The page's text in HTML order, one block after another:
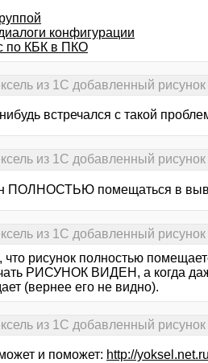
конфигурации
по КБК в ПКО
из 1С добавленный рисунок
встречался с такой
из 1С добавленный рисунок
ПОЛНОСТЬЮ помещаться в
из 1С добавленный рисунок
что рисунок полностью
РИСУНОК ВИДЕН, а когда
(вернее его не видно).
из 1С добавленный рисунок
и поможет: http://